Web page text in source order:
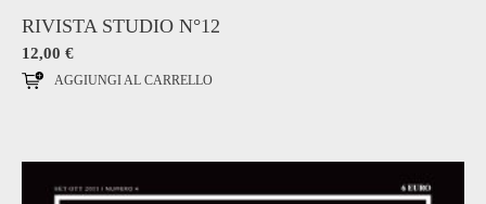
RIVISTA STUDIO N°12
12,00 €
AGGIUNGI AL CARRELLO